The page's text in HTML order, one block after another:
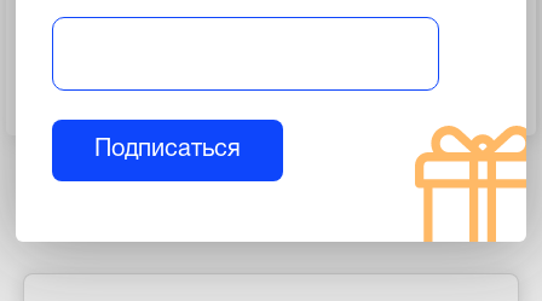
АКБ 100 а/ч "Zubr" Premium, Asia,
АКБ 75 а/ч "Titan" Arctic, 730A,
Подписаться